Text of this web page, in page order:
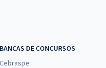
BANCAS DE CONCURSOS
Cebraspe